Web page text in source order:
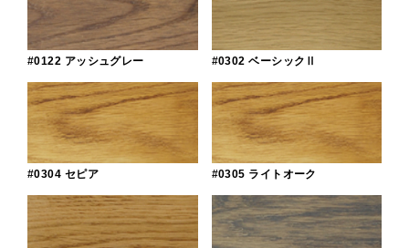
#0122 アッシュグレー #0302 ベーシックⅡ
#0304 セピア #0305 ライトオーク